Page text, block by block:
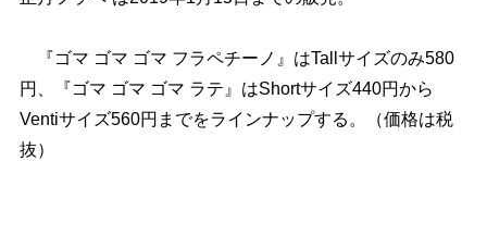
『ゴマ ゴマ ゴマ フラペチーノ』はTallサイズのみ580
円、『ゴマ ゴマ ゴマ ラテ』はShortサイズ440円から
Ventiサイズ560円までをラインナップする。（価格は税
抜）